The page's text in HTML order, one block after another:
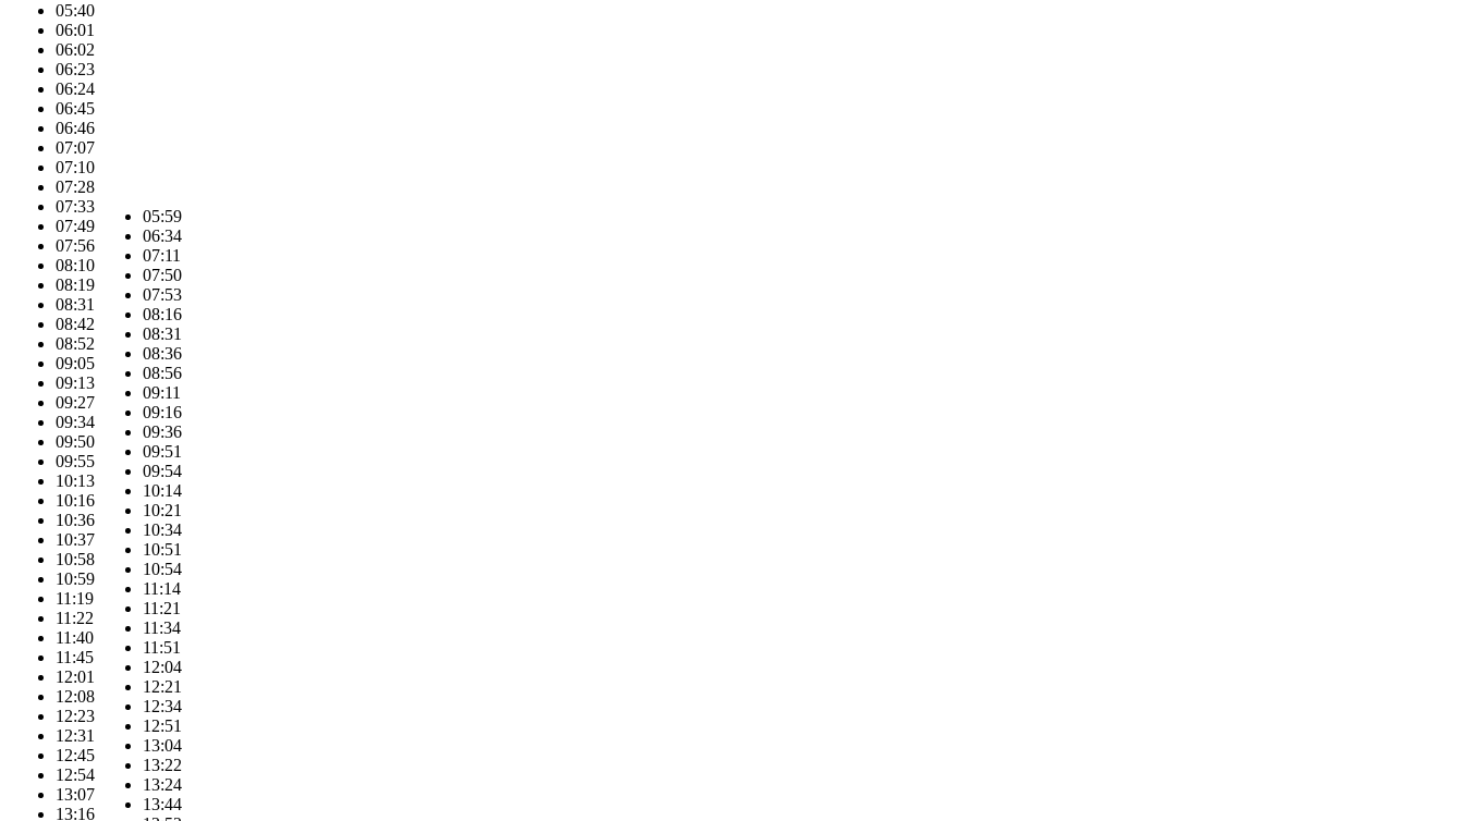
05:40
06:01
06:02
06:23
06:24
06:45
06:46
07:07
07:10
07:28
07:33
07:49
07:56
08:10
08:19
08:31
08:42
08:52
09:05
09:13
09:27
09:34
09:50
09:55
10:13
10:16
10:36
10:37
10:58
10:59
11:19
11:22
11:40
11:45
12:01
12:08
12:23
12:31
12:45
12:54
13:07
13:16
05:59
06:34
07:11
07:50
07:53
08:16
08:31
08:36
08:56
09:11
09:16
09:36
09:51
09:54
10:14
10:21
10:34
10:51
10:54
11:14
11:21
11:34
11:51
12:04
12:21
12:34
12:51
13:04
13:22
13:24
13:44